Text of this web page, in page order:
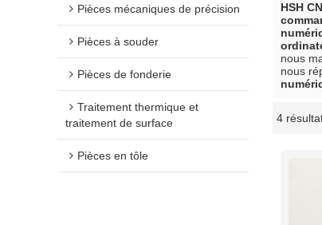
Pièces mécaniques de précision
Pièces à souder
Pièces de fonderie
Traitement thermique et
traitement de surface
Pièces en tôle
HSH
nous
nous
4